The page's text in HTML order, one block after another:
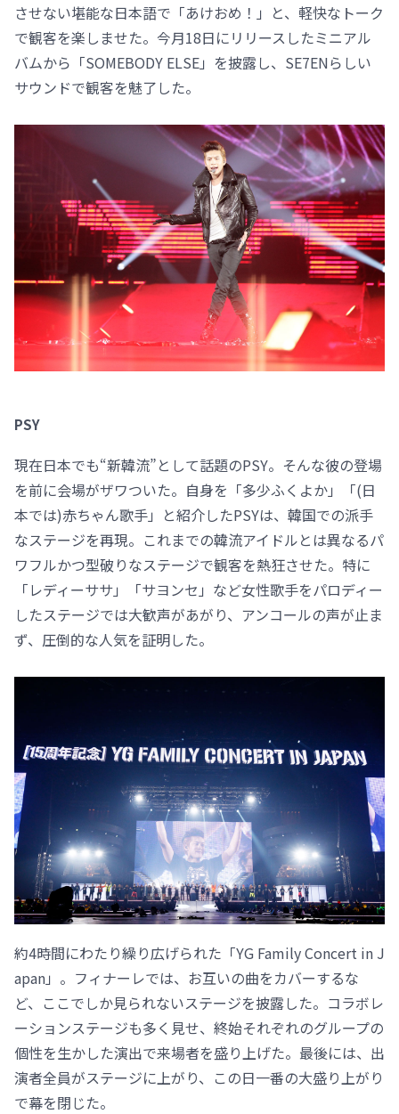
させない堪能な日本語で「あけおめ！」と、軽快なトーク
で観客を楽しませた。今月18日にリリースしたミニアル
バムから「SOMEBODY ELSE」を披露し、SE7ENらしい
サウンドで観客を魅了した。
PSY
現在日本でも“新韓流”として話題のPSY。そんな彼の登場
を前に会場がザワついた。自身を「多少ふくよか」「(日
本では)赤ちゃん歌手」と紹介したPSYは、韓国での派手
なステージを再現。これまでの韓流アイドルとは異なるパ
ワフルかつ型破りなステージで観客を熱狂させた。特に
「レディーササ」「サヨンセ」など女性歌手をパロディー
したステージでは大歓声があがり、アンコールの声が止ま
ず、圧倒的な人気を証明した。
約4時間にわたり繰り広げられた「YG Family Concert in J
apan」。フィナーレでは、お互いの曲をカバーするな
ど、ここでしか見られないステージを披露した。コラボレ
ーションステージも多く見せ、終始それぞれのグループの
個性を生かした演出で来場者を盛り上げた。最後には、出
演者全員がステージに上がり、この日一番の大盛り上がり
で幕を閉じた。